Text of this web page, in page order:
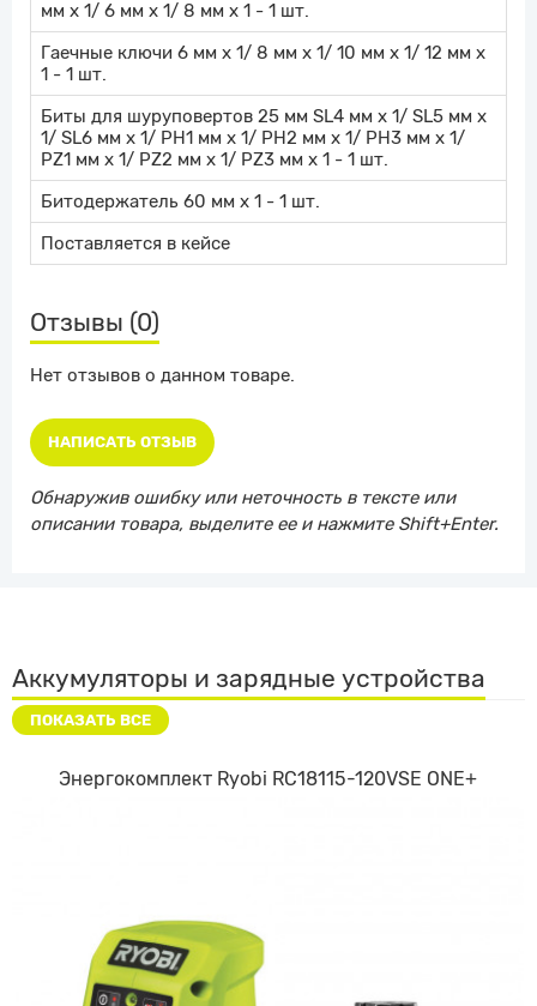
мм х 1/ 6 мм х 1/ 8 мм x 1 - 1 шт.
Гаечные ключи 6 мм х 1/ 8 мм х 1/ 10 мм х 1/ 12 мм х
1 - 1 шт.
Биты для шуруповертов 25 мм SL4 мм х 1/ SL5 мм х
1/ SL6 мм х 1/ PH1 мм х 1/ PH2 мм х 1/ PH3 мм х 1/
PZ1 мм х 1/ PZ2 мм х 1/ PZ3 мм х 1 - 1 шт.
Битодержатель 60 мм х 1 - 1 шт.
Поставляется в кейсе
Отзывы (0)
Нет отзывов о данном товаре.
НАПИСАТЬ ОТЗЫВ
Обнаружив ошибку или неточность в тексте или
описании товара, выделите ее и нажмите Shift+Enter.
Аккумуляторы и зарядные устройства
ПОКАЗАТЬ ВСЕ
Энергокомплект Ryobi RC18115-120VSE ONE+